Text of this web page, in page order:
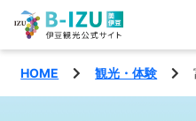
伊豆半島を知る
HOME 観光・体験